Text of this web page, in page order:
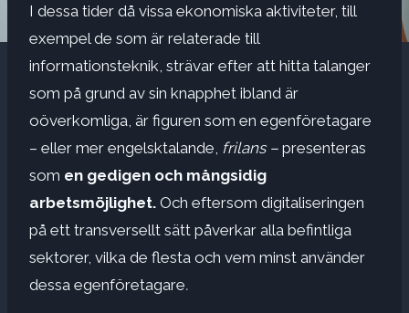
I dessa tider då vissa ekonomiska aktiviteter, till
exempel de som är relaterade till
informationsteknik, strävar efter att hitta talanger
som på grund av sin knapphet ibland är
oöverkomliga, är figuren som en egenföretagare
– eller mer engelsktalande, frilans – presenteras
som en gedigen och mångsidig
arbetsmöjlighet. Och eftersom digitaliseringen
på ett transversellt sätt påverkar alla befintliga
sektorer, vilka de flesta och vem minst använder
dessa egenföretagare.